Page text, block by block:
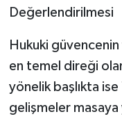
Değerlendirilmesi
​Hukuki
en temel direği
yönelik başlıkta
gelişmeler masaya